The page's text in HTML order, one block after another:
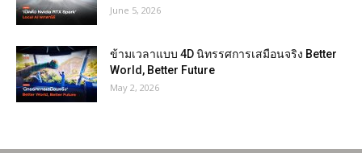
June 5, 2026
ข้ามเวลาแบบ 4D นิทรรศการเสมือนจริง Better
World, Better Future
May 2, 2026